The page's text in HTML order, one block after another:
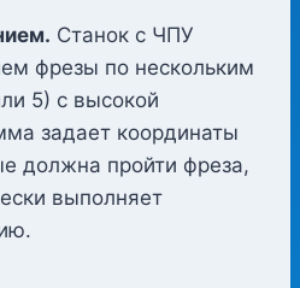
Станок с ЧПУ
фрезы по нескольким
5) с высокой
задает координаты
должна пройти фреза,
выполняет